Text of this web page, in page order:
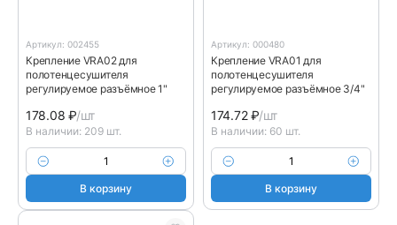
Артикул: 002455
Крепление VRA02 для
полотенцесушителя
регулируемое разъёмное 1"
178.08₽/шт
В наличии: 209 шт.
В корзину
Артикул: 000480
Крепление VRA01 для
полотенцесушителя
регулируемое разъёмное 3/4"
174.72₽/шт
В наличии: 60 шт.
В корзину